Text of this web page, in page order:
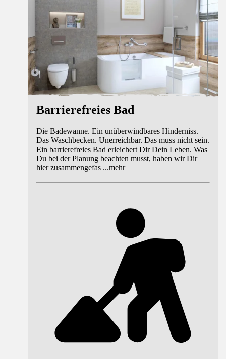
Barrierefreies Bad
Die Badewanne. Ein unüberwindbares Hinderniss.
Das Waschbecken. Unerreichbar. Das muss nicht sein.
Ein barrierefreies Bad erleichert Dir Dein Leben. Was
Du bei der Planung beachten musst, haben wir Dir
hier zusammengefas ...mehr